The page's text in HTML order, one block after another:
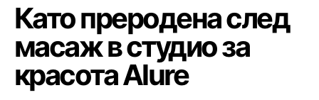
Като преродена след
масаж в студио за
красота Alure